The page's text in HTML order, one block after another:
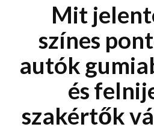
Mit
színes
autók
és
szakértők